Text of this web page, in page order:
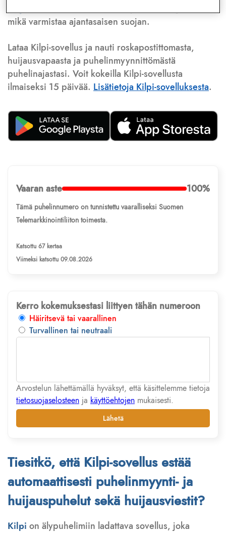
huijausviesti. Tietokantaamme päivitetään jatkuvasti,
mikä varmistaa ajantasaisen suojan.
Lataa Kilpi-sovellus ja nauti roskapostittomasta,
huijausvapaasta ja puhelinmyynnittömästä
puhelinajastasi. Voit kokeilla Kilpi-sovellusta
ilmaiseksi 15 päivää. Lisätietoja Kilpi-sovelluksesta.
Vaaran aste 100%
Tämä puhelinnumero on tunnistettu vaaralliseksi Suomen
Telemarkkinointiliiton toimesta.
Katsottu 67 kertaa
Viimeksi katsottu 09.08.2026
Kerro kokemuksestasi liittyen tähän numeroon
Häiritsevä tai vaarallinen
Turvallinen tai neutraali
Arvostelun lähettämällä hyväksyt, että käsittelemme tietoja
tietosuojaselosteen ja käyttöehtojen mukaisesti.
Lähetä
Tiesitkö, että Kilpi-sovellus estää
automaattisesti puhelinmyynti- ja
huijauspuhelut sekä huijausviestit?
Kilpi on älypuhelimiin ladattava sovellus, joka